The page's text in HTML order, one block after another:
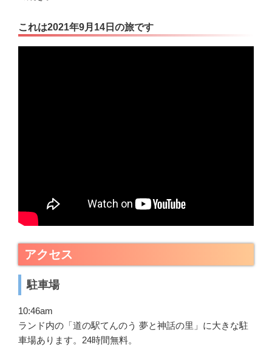
これは2021年9月14日の旅です
アクセス
駐車場
10:46am
ランド内の「道の駅てんのう 夢と神話の里」に大きな駐
車場あります。24時間無料。